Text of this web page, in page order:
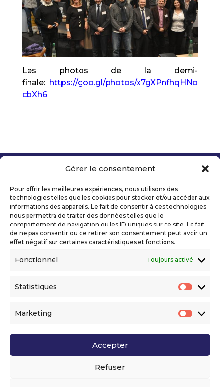
Gérer le consentement
Pour offrir les meilleures expériences, nous utilisons des
technologies telles que les cookies pour stocker et/ou accéder aux
informations des appareils. Le fait de consentir à ces technologies
nous permettra de traiter des données telles que le
comportement de navigation ou les ID uniques sur ce site. Le fait
de ne pas consentir ou de retirer son consentement peut avoir un
effet négatif sur certaines caractéristiques et fonctions.
Fonctionnel Toujours activé
Statistiques
Marketing
Accepter
Refuser
Les photos de la demi-
finale: https://goo.gl/photos/x7gXPnfhqHNo
cbXh6
Mentions légales
Politique de confidentialité
Déclaration d’accessibilité numérique
Ils nous soutiennent
Voir l’ensemble de nos partenaires